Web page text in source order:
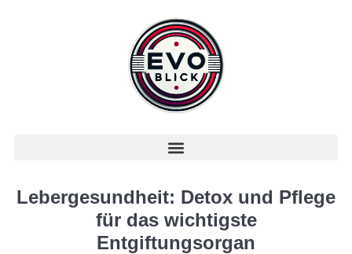
Lebergesundheit: Detox und Pflege
für das wichtigste
Entgiftungsorgan